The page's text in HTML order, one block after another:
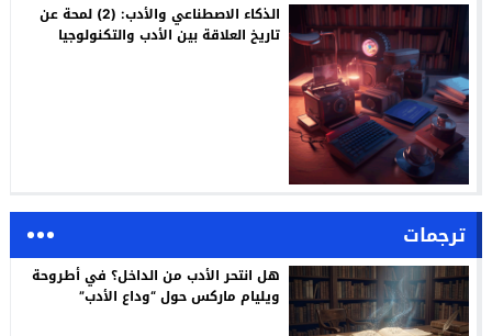
الذكاء الاصطناعي والأدب: (2) لمحة عن
تاريخ العلاقة بين الأدب والتكنولوجيا
ترجمات
هل انتحر الأدب من الداخل؟ في أطروحة
ويليام ماركس حول “وداع الأدب”